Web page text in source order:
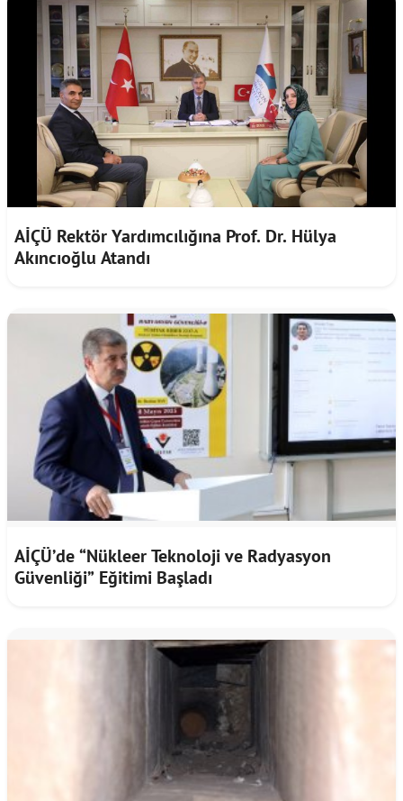
AİÇÜ Rektör Yardımcılığına Prof. Dr. Hülya
Akıncıoğlu Atandı
AİÇÜ’de “Nükleer Teknoloji ve Radyasyon
Güvenliği” Eğitimi Başladı